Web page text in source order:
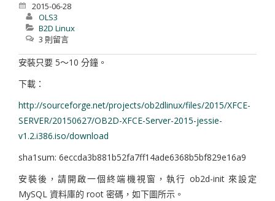
2015-06-28
OLS3
B2D Linux
3 則留言
安裝只要 5～10 分鐘。
下載：
http://sourceforge.net/projects/ob2dlinux/files/2015/XFCE-
SERVER/20150627/OB2D-XFCE-Server-2015-jessie-
v1.2.i386.iso/download
sha1sum: 6eccda3b881b52fa7ff14ade6368b5bf829e16a9
安裝後，請開啟一個終端機視窗，執行 ob2d-init 來設定
MySQL 資料庫的 root 密碼，如下圖所示。